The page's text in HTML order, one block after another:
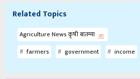
farmers
government